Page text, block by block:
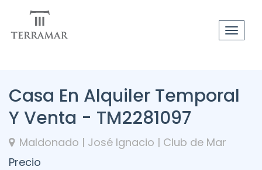
Toggle
Casa En Alquiler Temporal
Y Venta - TM2281097
Maldonado | José Ignacio | Club de Mar
Precio